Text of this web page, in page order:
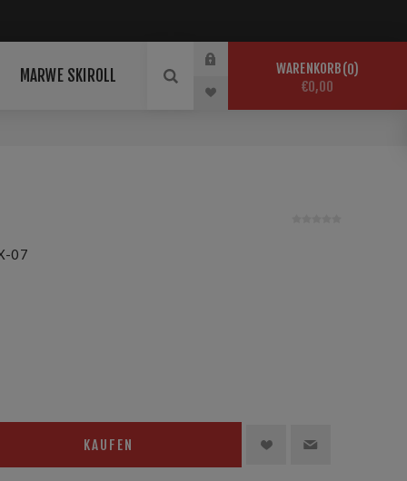
MARWE SKIROLL WARENKORB 0
€0,00
07
KAUFEN